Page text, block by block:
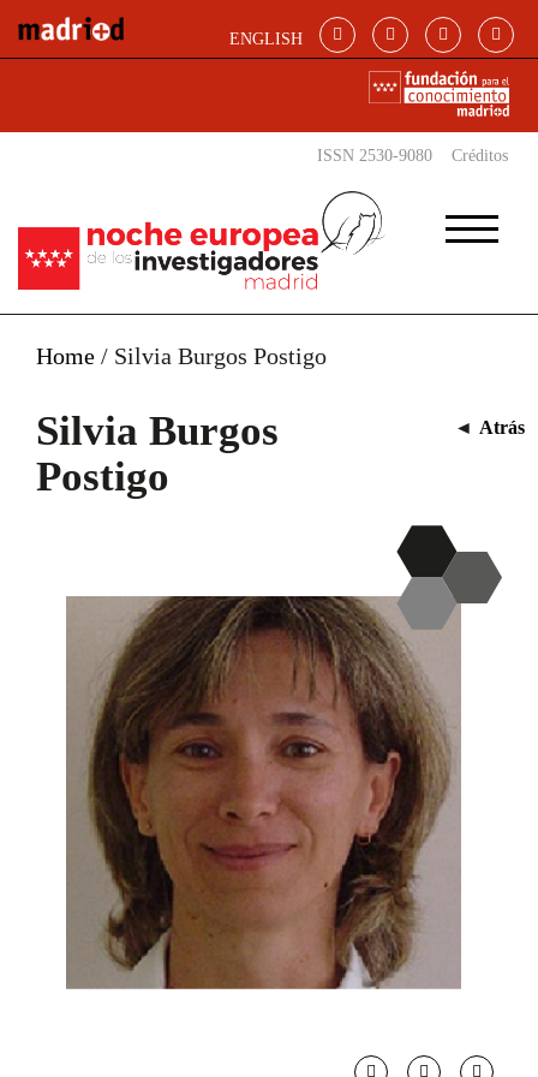
ENGLISH
ISSN 2530-9080 Créditos
Home / Silvia Burgos Postigo
Silvia Burgos
Postigo
◄ Atrás